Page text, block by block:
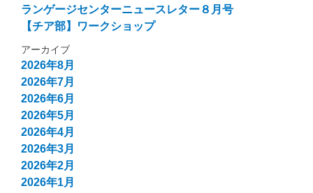
ランゲージセンターニュースレター８月号
【チア部】ワークショップ
アーカイブ
2026年8月
2026年7月
2026年6月
2026年5月
2026年4月
2026年3月
2026年2月
2026年1月